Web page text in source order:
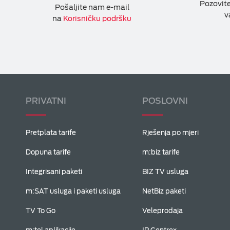
Pošaljite nam e-mail
na Korisničku podršku
PRIVATNI
Pretplata tarife
Dopuna tarife
Integrisani paketi
m:SAT usluga i paketi usluga
TV To Go
POSLOVNI
Rješenja po mjeri
m:biz tarife
BIZ TV usluga
NetBiz paketi
Veleprodaja